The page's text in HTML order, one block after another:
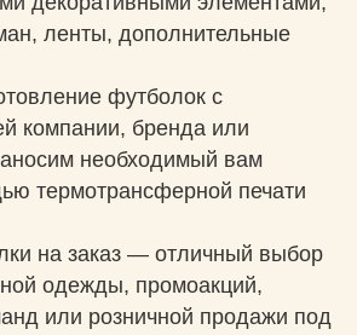
ленты, дополнительные
футболок с
компании, бренда или
необходимый вам
термотрансферной печати
на заказ — отличный выбор
одежды, промоакций,
или розничной продажи под